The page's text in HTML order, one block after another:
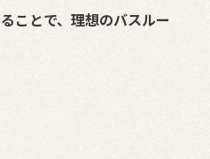
ことで、理想のバスルー